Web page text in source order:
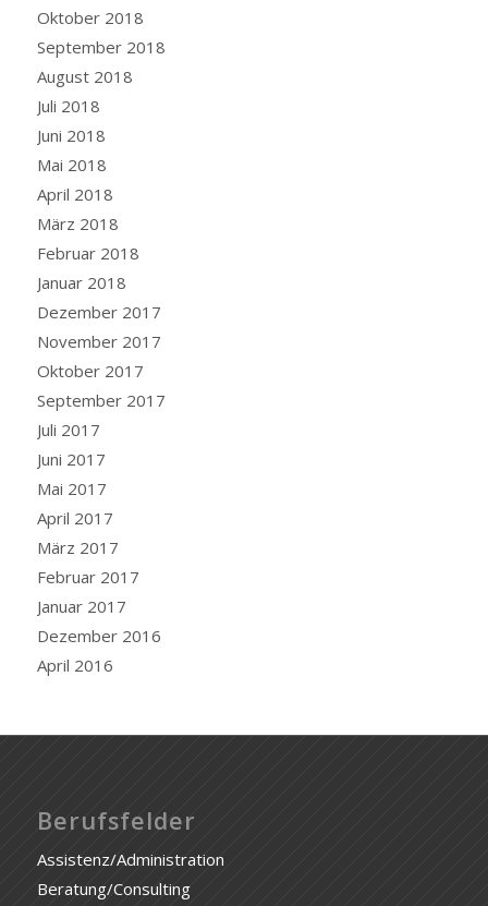
Oktober 2018
September 2018
August 2018
Juli 2018
Juni 2018
Mai 2018
April 2018
März 2018
Februar 2018
Januar 2018
Dezember 2017
November 2017
Oktober 2017
September 2017
Juli 2017
Juni 2017
Mai 2017
April 2017
März 2017
Februar 2017
Januar 2017
Dezember 2016
April 2016
Berufsfelder
Assistenz/Administration
Beratung/Consulting